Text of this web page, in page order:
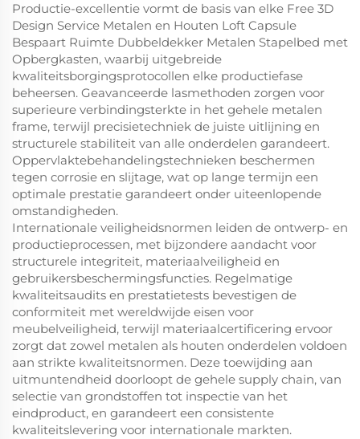
Productie-excellentie vormt de basis van elke Free 3D
Design Service Metalen en Houten Loft Capsule
Bespaart Ruimte Dubbeldekker Metalen Stapelbed met
Opbergkasten, waarbij uitgebreide
kwaliteitsborgingsprotocollen elke productiefase
beheersen. Geavanceerde lasmethoden zorgen voor
superieure verbindingsterkte in het gehele metalen
frame, terwijl precisietechniek de juiste uitlijning en
structurele stabiliteit van alle onderdelen garandeert.
Oppervlaktebehandelingstechnieken beschermen
tegen corrosie en slijtage, wat op lange termijn een
optimale prestatie garandeert onder uiteenlopende
omstandigheden.
Internationale veiligheidsnormen leiden de ontwerp- en
productieprocessen, met bijzondere aandacht voor
structurele integriteit, materiaalveiligheid en
gebruikersbeschermingsfuncties. Regelmatige
kwaliteitsaudits en prestatietests bevestigen de
conformiteit met wereldwijde eisen voor
meubelveiligheid, terwijl materiaalcertificering ervoor
zorgt dat zowel metalen als houten onderdelen voldoen
aan strikte kwaliteitsnormen. Deze toewijding aan
uitmuntendheid doorloopt de gehele supply chain, van
selectie van grondstoffen tot inspectie van het
eindproduct, en garandeert een consistente
kwaliteitslevering voor internationale markten.